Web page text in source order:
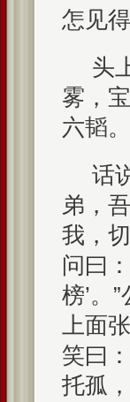
怎见
头
雾，
六韬
话
弟，
我，
问曰
榜’。
上面
笑曰
托孤